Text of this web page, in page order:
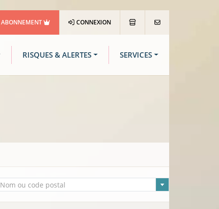
ABONNEMENT CONNEXION
RISQUES & ALERTES SERVICES
sélectionnée
Nom ou code postal